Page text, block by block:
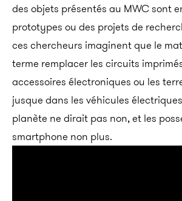
des objets présentés au MWC sont
prototypes ou des projets de
ces chercheurs imaginent que le
terme remplacer les circuits
accessoires électroniques ou les
jusque dans les véhicules
planète ne dirait pas non, et les
smartphone non plus.